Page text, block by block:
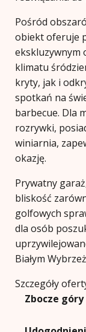
Pośród
obiekt oferuje
ekskluzywnym
klimatu
kryty, jak i
spotkań na
barbecue. Dla
rozrywki,
winiarnia,
okazję.
Prywatny
bliskość
golfowych
dla osób
Białym
Szczegóły
Zbocze góry